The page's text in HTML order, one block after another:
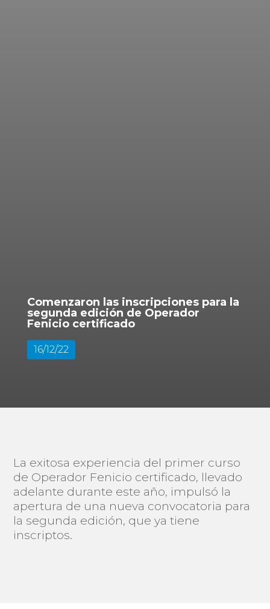
Comenzaron las inscripciones para la
segunda edición de Operador
Fenicio certificado
16/12/22
La exitosa experiencia del primer curso
de Operador Fenicio certificado, llevado
adelante durante este año, impulsó la
apertura de una nueva convocatoria para
la segunda edición, que ya tiene
inscriptos.